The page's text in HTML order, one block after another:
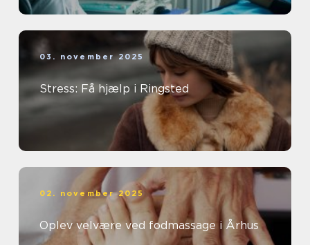
03. november 2025
Stress: Få hjælp i Ringsted
02. november 2025
Oplev velvære ved fodmassage i Århus